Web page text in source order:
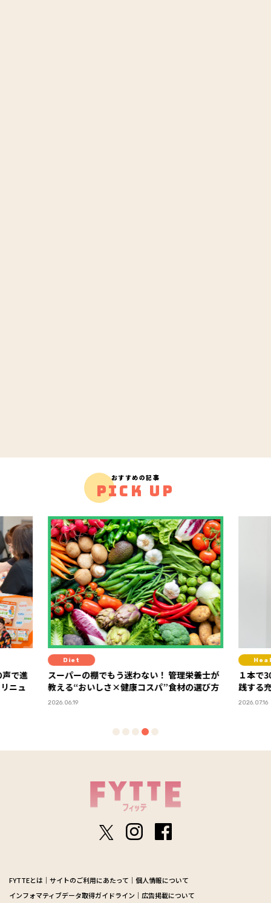
おすすめの記事
PICK UP
声で進
ニュ
Diet
スーパーの棚でもう迷わない！ 管理栄養士が
教える“おいしさ×健康コスパ”食材の選び方
2026.06.19
１本で
践する
2026.07.16
FYTTEとは サイトのご利用にあたって
個人情報について
インフォマティブデータ取得ガイドライン
広告掲載について